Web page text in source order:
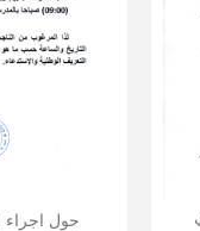
حول اجراء